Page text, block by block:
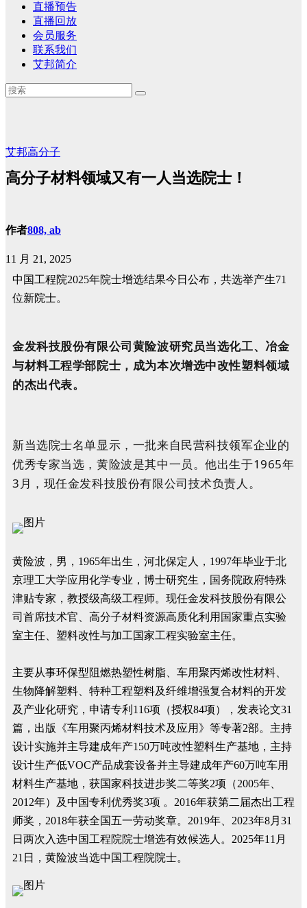
直播预告
直播回放
会员服务
联系我们
艾邦简介
艾邦高分子
高分子材料领域又有一人当选院士！
作者808, ab
11 月 21, 2025
中国工程院2025年院士增选结果今日公布，共选举产生71
位新院士。
金发科技股份有限公司黄险波研究员当选化工、冶金
与材料工程学部院士，成为本次增选中改性塑料领域
的杰出代表。
新当选院士名单显示，一批来自民营科技领军企业的
优秀专家当选，黄险波是其中一员。他出生于1965年
3月，现任金发科技股份有限公司技术负责人。
黄险波，男，1965年出生，河北保定人，1997年毕业于北
京理工大学应用化学专业，博士研究生，国务院政府特殊
津贴专家，教授级高级工程师。现任金发科技股份有限公
司首席技术官、高分子材料资源高质化利用国家重点实验
室主任、塑料改性与加工国家工程实验室主任。
主要从事环保型阻燃热塑性树脂、车用聚丙烯改性材料、
生物降解塑料、特种工程塑料及纤维增强复合材料的开发
及产业化研究，申请专利116项（授权84项），发表论文31
篇，出版《车用聚丙烯材料技术及应用》等专著2部。主持
设计实施并主导建成年产150万吨改性塑料生产基地，主持
设计生产低VOC产品成套设备并主导建成年产60万吨车用
材料生产基地，获国家科技进步奖二等奖2项（2005年、
2012年）及中国专利优秀奖3项 。2016年获第二届杰出工程
师奖，2018年获全国五一劳动奖章。2019年、2023年8月31
日两次入选中国工程院院士增选有效候选人。2025年11月
21日，黄险波当选中国工程院院士。